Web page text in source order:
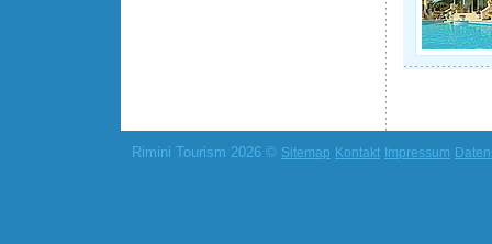
Rimini Tourism 2026 © Sitemap Kontakt Impressum